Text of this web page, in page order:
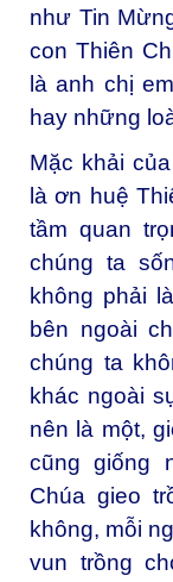
như Tin
con Thiên
là anh chị
hay những
Mặc khải
là ơn huệ
tầm quan
chúng ta
không phải
bên ngoài
chúng ta
khác ngoài
nên là một,
cũng giống
Chúa gieo
không, mỗi
vun trồng